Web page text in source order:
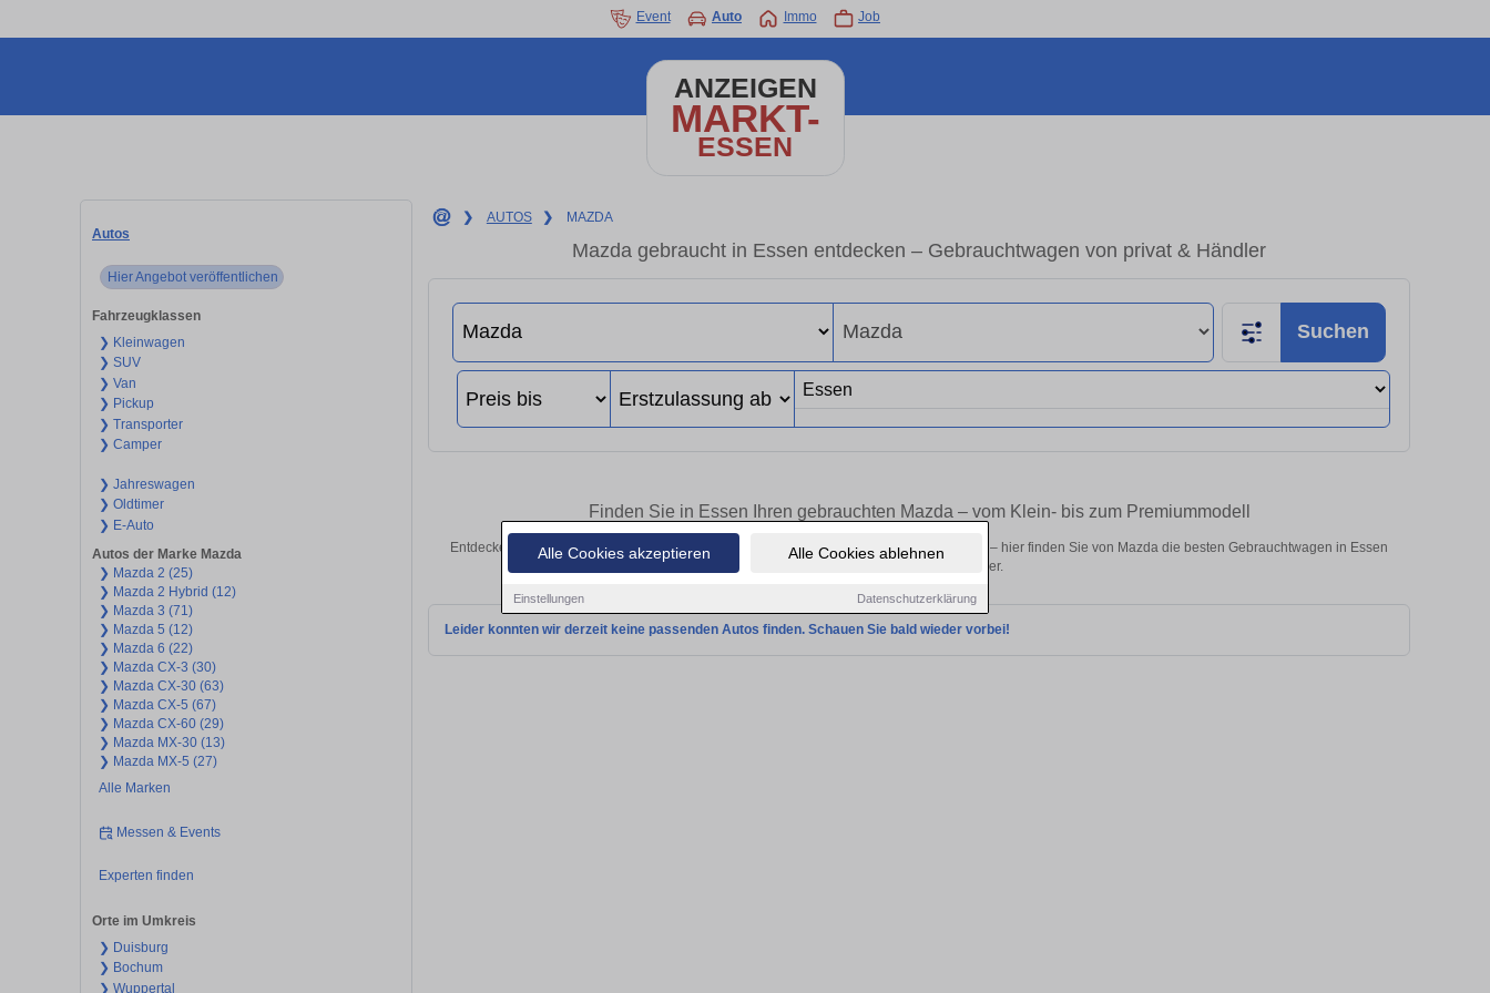
Alle Cookies akzeptieren Alle Cookies ablehnen
Einstellungen Datenschutzerklärung
Event Auto Immo Job
ANZEIGEN
MARKT-
ESSEN
Autos
Hier Angebot veröffentlichen
Fahrzeugklassen
❯ Kleinwagen
❯ SUV
❯ Van
❯ Pickup
❯ Transporter
❯ Camper
❯ Jahreswagen
❯ Oldtimer
❯ E-Auto
Autos der Marke Mazda
❯ Mazda 2 (25)
❯ Mazda 2 Hybrid (12)
❯ Mazda 3 (71)
❯ Mazda 5 (12)
❯ Mazda 6 (22)
❯ Mazda CX-3 (30)
❯ Mazda CX-30 (63)
❯ Mazda CX-5 (67)
❯ Mazda CX-60 (29)
❯ Mazda MX-30 (13)
❯ Mazda MX-5 (27)
Alle Marken
Messen & Events
Experten finden
Orte im Umkreis
❯ Duisburg
❯ Bochum
❯ Wuppertal
❯ AUTOS ❯ MAZDA
Mazda gebraucht in Essen entdecken – Gebrauchtwagen von privat & Händler
Suchen
Finden Sie in Essen Ihren gebrauchten Mazda – vom Klein- bis zum Premiummodell
Entdecken Sie in Essen gebrauchte Mazda Fahrzeuge. Von Kleinwagen bis hin zum SUV – hier finden Sie von Mazda die besten Gebrauchtwagen in Essen
von privat und vom Händler.
Leider konnten wir derzeit keine passenden Autos finden. Schauen Sie bald wieder vorbei!